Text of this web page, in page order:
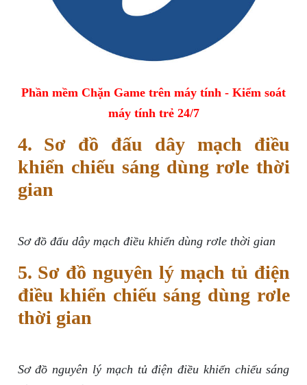
Phần mềm Chặn Game trên máy tính - Kiểm soát
máy tính trẻ 24/7
4. Sơ đồ đấu dây mạch điều
khiển chiếu sáng dùng rơle thời
gian
Sơ đồ đấu dây mạch điều khiển dùng rơle thời gian
5. Sơ đồ nguyên lý mạch tủ điện
điều khiển chiếu sáng dùng rơle
thời gian
Sơ đồ nguyên lý mạch tủ điện điều khiển chiếu sáng